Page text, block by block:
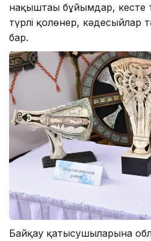
нақыштағы бұйымдар, кесте
түрлі қолөнер, кәдесыйлар
бар.
Байқау қатысушыларына